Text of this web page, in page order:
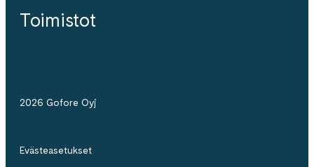
Toimistot
2026 Gofore Oyj
Evästeasetukset